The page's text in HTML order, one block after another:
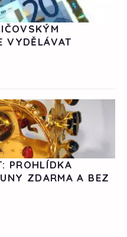
VYDĚLÁVAT
PROHLÍDKA
ZDARMA A BEZ